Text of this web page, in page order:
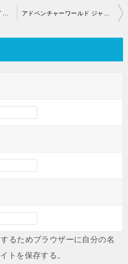
紀の川 橋本市市脇付近のライブカメラ【和歌山県】 アドベンチャーワールド ジャイアントパンダのライブカメラ【和歌山県西牟婁郡白浜町堅田】
るためブラウザーに自分の名
トを保存する。